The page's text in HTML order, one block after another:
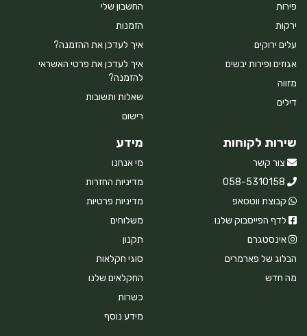
פירות
ירקות
עלים ירוקים
אגוזים ופירות יבשים
מזווה
דילים
החשבון שלי
הזמנות
איך לעדכן את ההזמנה?
איך לעדכן את פרטי האשראי
להזמנה?
שאלות ותשובות
רישום
שירות לקוחות
צור קשר
058-5310158
קבוצת ווטסאפ
לדף הפייסבוק שלנו
אינסטגרם
הבלוג של פארמרים
מה חדש
מידע
מי אנחנו
מדיניות החזרות
מדיניות פרטיות
משלוחים
תקנון
סוגי חקלאות
החקלאים שלנו
כשרות
מידע נוסף